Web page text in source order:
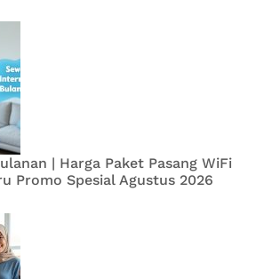
| Harga Paket Pasang WiFi
Promo Spesial Agustus 2026